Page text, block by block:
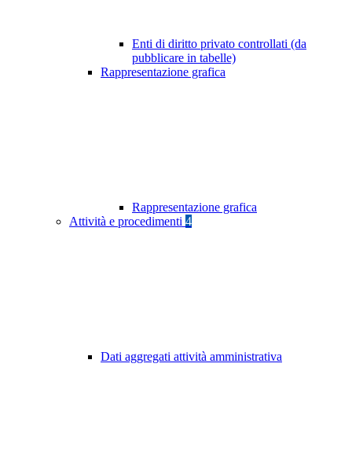
Enti di diritto privato controllati (da
pubblicare in tabelle)
Rappresentazione grafica
Rappresentazione grafica
Attività e procedimenti 4
Dati aggregati attività amministrativa